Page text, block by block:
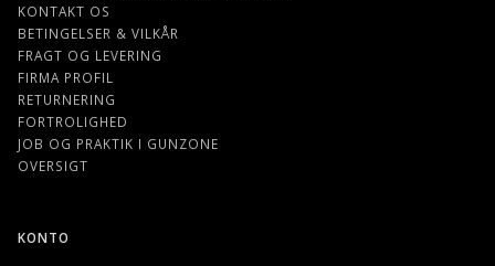
KONTAKT OS
BETINGELSER & VILKÅR
FRAGT OG LEVERING
FIRMA PROFIL
RETURNERING
FORTROLIGHED
JOB OG PRAKTIK I GUNZONE
OVERSIGT
KONTO